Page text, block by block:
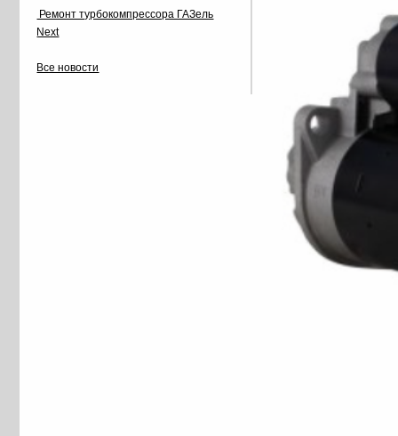
Ремонт турбокомпрессора ГАЗель
Next
Все новости